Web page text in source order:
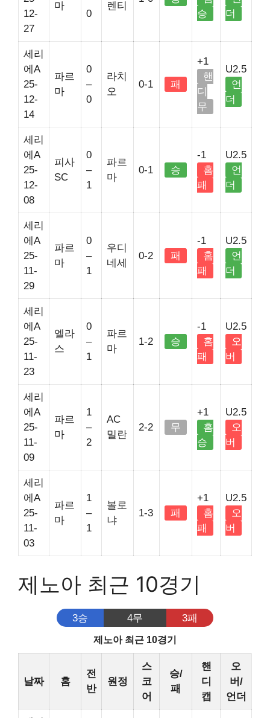
12-
27
마
0
렌티
승
더
세리
에A
25-
12-
14
파르
마
0
–
0
라치
오
0-1 패
+1
핸
디
무
U2.5
언
더
세리
에A
25-
12-
08
피사
SC
0
–
1
파르
마
0-1 승
-1
홈
패
U2.5
언
더
세리
에A
25-
11-
29
파르
마
0
–
1
우디
네세
0-2 패
-1
홈
패
U2.5
언
더
세리
에A
25-
11-
23
엘라
스
0
–
1
파르
마
1-2 승
-1
홈
패
U2.5
오
버
세리
에A
25-
11-
09
파르
마
1
–
2
AC
밀란
2-2 무
+1
홈
승
U2.5
오
버
세리
에A
25-
11-
03
파르
마
1
–
1
볼로
냐
1-3 패
+1
홈
패
U2.5
오
버
제노아 최근 10경기
3승 4무 3패
제노아 최근 10경기
날짜 홈
전
반
원정
스
코
어
승/
패
핸
디
캡
오
버/
언더